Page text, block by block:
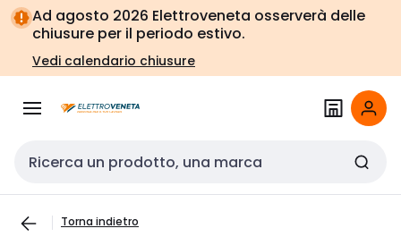
Vai alla
navigazione
Vai
alla
pagina
Ad agosto 2026 Elettroveneta osserverà delle
chiusure per il periodo estivo.
Vedi calendario chiusure
Cerca input
Torna indietro